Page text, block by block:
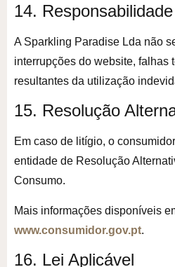
14. Responsabilidade
A Sparkling Paradise Lda não
interrupções do website, falhas
resultantes da utilização
15. Resolução
Em caso de litígio, o
entidade de Resolução
Consumo.
Mais informações disponíveis
www.consumidor.gov.pt.
16. Lei Aplicável